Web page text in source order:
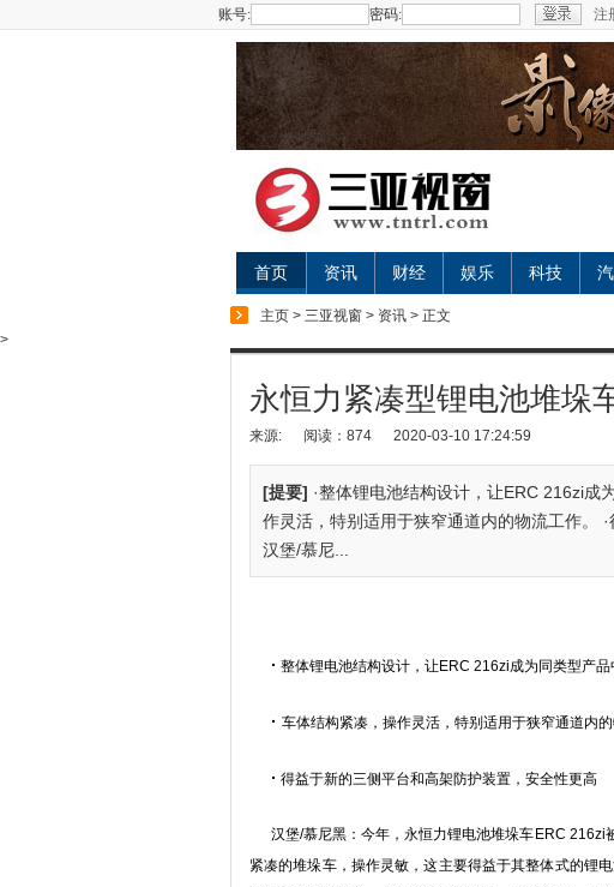
账号: 密码: 注
首页 资讯 财经 娱乐 科技
主页 > 三亚视窗 > 资讯 > 正文
>
永恒力紧凑型锂电池堆垛
来源: 阅读：874 2020-03-10 17:24:59
[提要] ·整体锂电池结构设计，让ERC 216zi成
作灵活，特别适用于狭窄通道内的物流工作。
汉堡/慕尼...
· 整体锂电池结构设计，让ERC 216zi成为同类型产
· 车体结构紧凑，操作灵活，特别适用于狭窄通道内的
· 得益于新的三侧平台和高架防护装置，安全性更高
汉堡/慕尼黑：今年，永恒力锂电池堆垛车ERC 216zi
紧凑的堆垛车，操作灵敏，这主要得益于其整体式的锂